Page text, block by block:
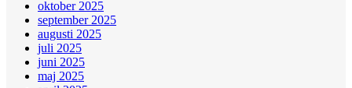
oktober 2025
september 2025
augusti 2025
juli 2025
juni 2025
maj 2025